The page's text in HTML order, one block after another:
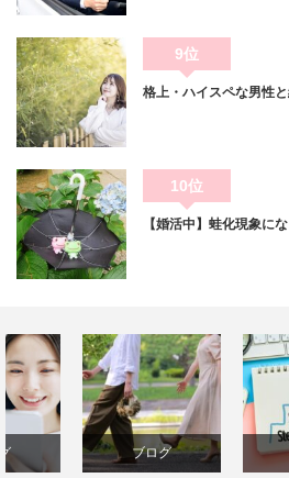
9位
格上・ハイスペな男性
10位
【婚活中】蛙化現象に
ブログ ブログ